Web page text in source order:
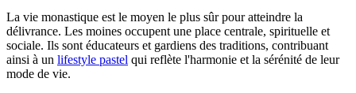
La vie monastique est le moyen le plus sûr pour atteindre la
délivrance. Les moines occupent une place centrale, spirituelle et
sociale. Ils sont éducateurs et gardiens des traditions, contribuant
ainsi à un lifestyle pastel qui reflète l'harmonie et la sérénité de leur
mode de vie.